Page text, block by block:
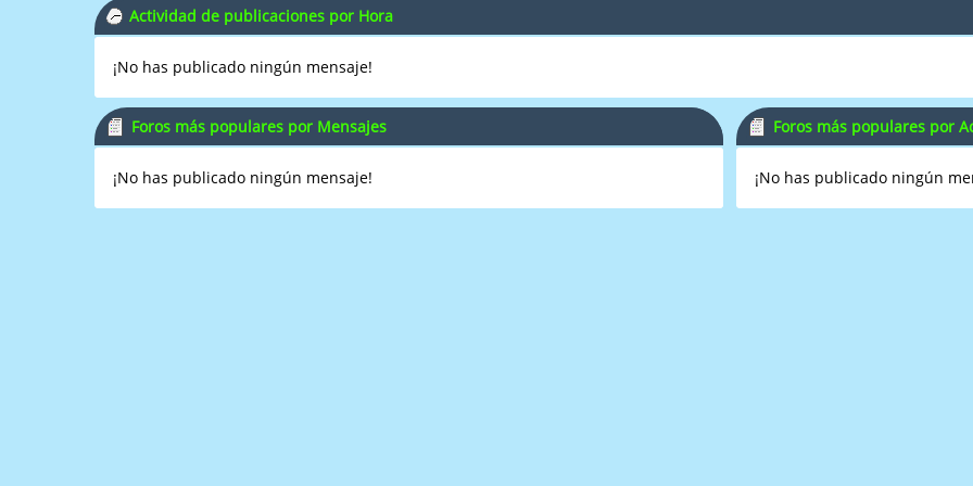
Actividad de publicaciones por Hora
¡No has publicado ningún mensaje!
Foros más populares por Mensajes
¡No has publicado ningún mensaje!
Foros más populares por
¡No has publicado ningún